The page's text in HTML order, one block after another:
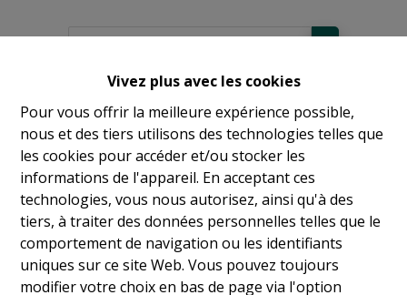
Vivez plus avec les cookies
Pour vous offrir la meilleure expérience possible,
nous et des tiers utilisons des technologies telles que
les cookies pour accéder et/ou stocker les
informations de l'appareil. En acceptant ces
technologies, vous nous autorisez, ainsi qu'à des
tiers, à traiter des données personnelles telles que le
comportement de navigation ou les identifiants
uniques sur ce site Web. Vous pouvez toujours
modifier votre choix en bas de page via l'option
À Vendre
À Louer